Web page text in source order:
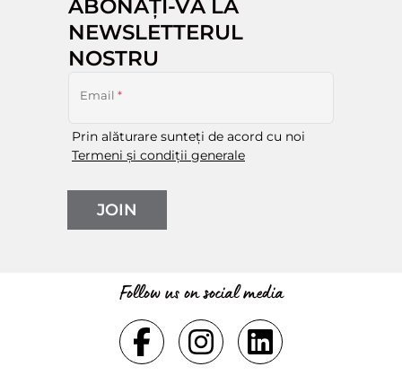
ABONAȚI-VĂ LA
NEWSLETTERUL
NOSTRU
Email *
Prin alăturare sunteți de acord cu noi
Termeni și condiții generale
JOIN
Follow us on social media